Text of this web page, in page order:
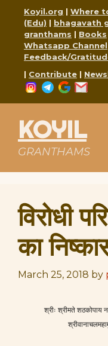
content
Koyil.org | Where
(Edu) | bhagavath
granthams | Books
Whatsapp Channel
Feedback/
| Contribute |
Instagram
Telegram
Google
KOYIL
GRANTHAMS
विरोधी
का
March 25, 2018 by
श्रीः श्रीमते शठकोपाय